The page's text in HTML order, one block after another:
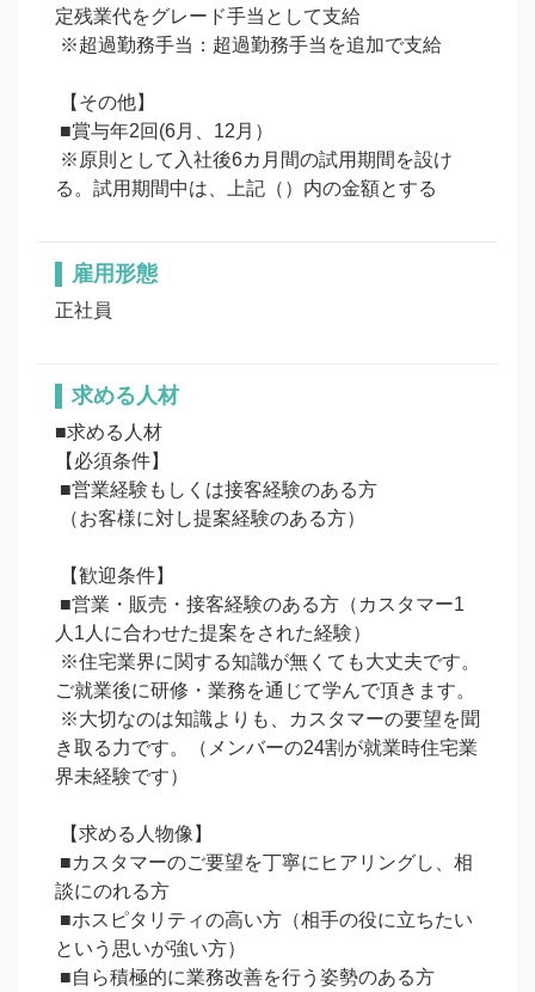
定残業代をグレード手当として支給
る。試用期間中は、上記（）内の金額とする
雇用形態
正社員
求める人材
■求める人材
【必須条件】
人1人に合わせた提案をされた経験）
ご就業後に研修・業務を通じて学んで頂きます。
き取る力です。（メンバーの24割が就業時住宅業
界未経験です）
談にのれる方
という思いが強い方）